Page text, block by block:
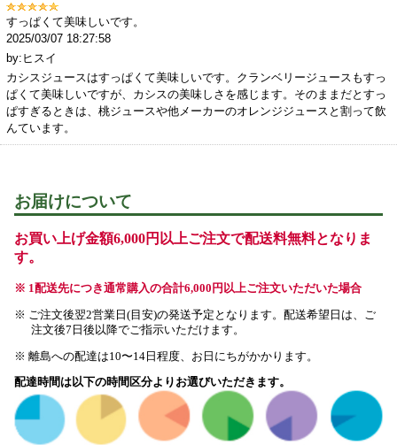
すっぱくて美味しいです。
2025/03/07 18:27:58
by:ヒスイ
カシスジュースはすっぱくて美味しいです。クランベリージュースもすっ
ぱくて美味しいですが、カシスの美味しさを感じます。そのままだとすっ
ぱすぎるときは、桃ジュースや他メーカーのオレンジジュースと割って飲
んています。